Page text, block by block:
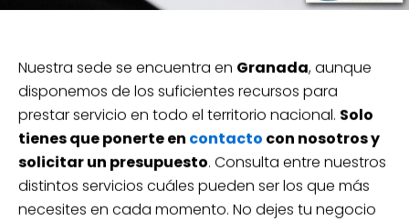
Nuestra sede se encuentra en Granada, aunque
disponemos de los suficientes recursos para
prestar servicio en todo el territorio nacional. Solo
tienes que ponerte en contacto con nosotros y
solicitar un presupuesto. Consulta entre nuestros
distintos servicios cuáles pueden ser los que más
necesites en cada momento. No dejes tu negocio